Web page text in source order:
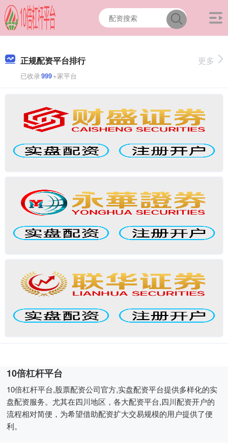
正规配资平台排行
已收录999+家平台
更多
10倍杠杆平台
10倍杠杆平台,股票配资公司官方,实盘配资平台提供多样化的实
盘配资服务。尤其在四川地区，各大配资平台,四川配资开户的
流程相对简便，为希望借助配资扩大交易规模的用户提供了便
利。